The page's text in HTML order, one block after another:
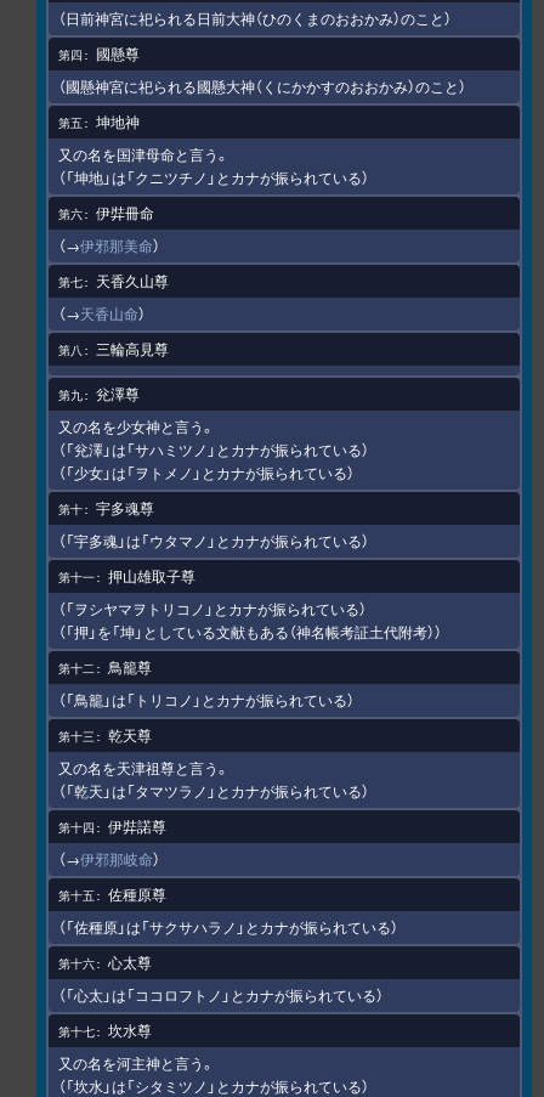
（日前神宮に祀られる日前大神（ひのくまのおおかみ）のこと）
國懸尊
（國懸神宮に祀られる國懸大神（くにかかすのおおかみ）のこと）
坤地神
又の名を国津母命と言う。
（「坤地」は「クニツチノ」とカナが振られている）
伊弉冊命
（→伊邪那美命）
天香久山尊
（→天香山命）
三輪高見尊
兊澤尊
又の名を少女神と言う。
（「兊澤」は「サハミツノ」とカナが振られている）
（「少女」は「ヲトメノ」とカナが振られている）
宇多魂尊
（「宇多魂」は「ウタマノ」とカナが振られている）
押山雄取子尊
（「ヲシヤマヲトリコノ」とカナが振られている）
（「押」を「坤」としている文献もある（神名帳考証土代附考））
鳥籠尊
（「鳥籠」は「トリコノ」とカナが振られている）
乾天尊
又の名を天津祖尊と言う。
（「乾天」は「タマツラノ」とカナが振られている）
伊弉諾尊
（→伊邪那岐命）
佐種原尊
（「佐種原」は「サクサハラノ」とカナが振られている）
心太尊
（「心太」は「ココロフトノ」とカナが振られている）
坎水尊
又の名を河主神と言う。
（「坎水」は「シタミツノ」とカナが振られている）